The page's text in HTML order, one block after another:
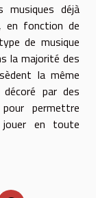
musiques déjà
en fonction de
de musique
la majorité des
la même
décoré par des
permettre
en toute